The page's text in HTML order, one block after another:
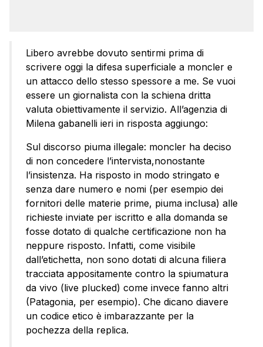
Libero avrebbe dovuto sentirmi prima di
scrivere oggi la difesa superficiale a moncler e
un attacco dello stesso spessore a me. Se vuoi
essere un giornalista con la schiena dritta
valuta obiettivamente il servizio. All’agenzia di
Milena gabanelli ieri in risposta aggiungo:
Sul discorso piuma illegale: moncler ha deciso
di non concedere l’intervista,nonostante
l’insistenza. Ha risposto in modo stringato e
senza dare numero e nomi (per esempio dei
fornitori delle materie prime, piuma inclusa) alle
richieste inviate per iscritto e alla domanda se
fosse dotato di qualche certificazione non ha
neppure risposto. Infatti, come visibile
dall’etichetta, non sono dotati di alcuna filiera
tracciata appositamente contro la spiumatura
da vivo (live plucked) come invece fanno altri
(Patagonia, per esempio). Che dicano diavere
un codice etico è imbarazzante per la
pochezza della replica.